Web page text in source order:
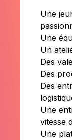
Une
Une
Un
Des
Des
Des
Une
vitesse
Une